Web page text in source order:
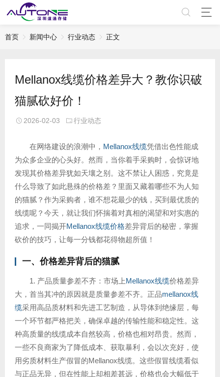
首页 新闻中心 行业动态 正文
Mellanox线缆价格差异大？教你识破
猫腻砍好价！
2026-02-03 行业动态
在网络建设的浪潮中， Mellanox线缆凭借出色性能成
为众多企业的心头好。然而，当你着手采购时，会惊讶地
发现其价格差异犹如天壤之别。这不禁让人困惑，究竟是
什么导致了如此悬殊的价格差？里面又藏着哪些不为人知
的猫腻？作为采购者，谁不想花最少的钱，买到最优质的
线缆呢？今天，就让我们怀揣着对真相的渴望和对实惠的
追求，一同揭开Mellanox线缆价格差异背后的秘密，掌握
砍价的技巧，让每一分钱都花得物超所值！
一、价格差异背后的猫腻
1. 产品质量参差不齐：市场上Mellanox线缆价格差异
大，首当其冲的原因就是质量参差不齐。正品mellanox线
缆采用高品质材料和先进工艺制造，从导体到绝缘层，每
一个环节都严格把关，确保卓越的传输性能和稳定性。这
种高质量的线缆成本自然较高，价格也相对昂贵。然而，
一些不良商家为了降低成本、获取暴利，会以次充好，使
用劣质材料生产假冒的Mellanox线缆。这些假冒线缆看似
与正品无异，但在性能上却相差甚远，价格也会大幅低于